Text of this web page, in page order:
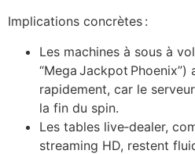
Implications concrètes :
Les machines à sous à
“Mega Jackpot
rapidement, car le
la fin du spin.
Les tables live‑dealer,
streaming HD, restent